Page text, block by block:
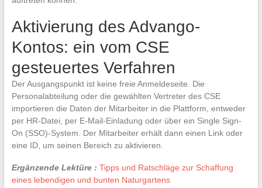
Aktivierung des Advango-
Kontos: ein vom CSE
gesteuertes Verfahren
Der Ausgangspunkt ist keine freie Anmeldeseite. Die
Personalabteilung oder die gewählten Vertreter des CSE
importieren die Daten der Mitarbeiter in die Plattform, entweder
per HR-Datei, per E-Mail-Einladung oder über ein Single Sign-
On (SSO)-System. Der Mitarbeiter erhält dann einen Link oder
eine ID, um seinen Bereich zu aktivieren.
Ergänzende Lektüre : Tipps und Ratschläge zur Schaffung
eines lebendigen und bunten Naturgartens